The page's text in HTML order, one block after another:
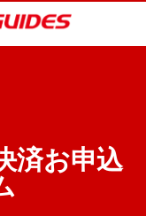
済お申込